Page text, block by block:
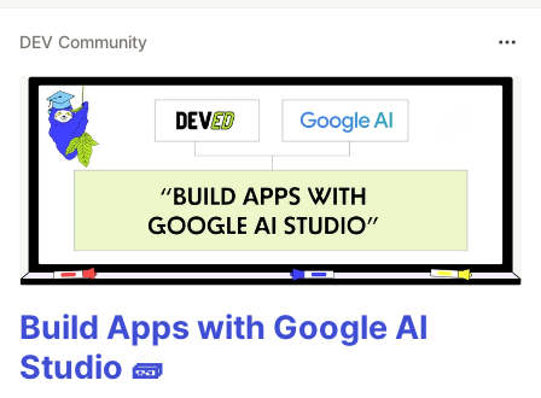
DEV Community
Build Apps with Google AI
Studio 🧱